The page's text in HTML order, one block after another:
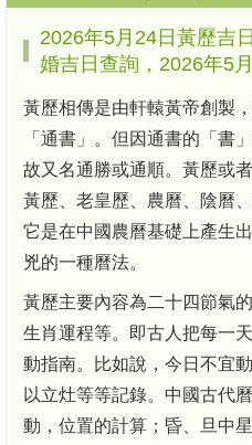
2026年5月24日黃歷吉
婚吉日查詢，2026年5
黃歷相傳是由軒轅黃帝創製
「通書」。但因通書的「書
故又名通勝或通順。黃歷或
黃歷、老皇歷、農曆、陰曆
它是在中國農曆基礎上產生
兇的一種曆法。
黃歷主要內容為二十四節氣
生肖運程等。即古人把每一
動指南。比如說，今日不宜
以立灶等等記錄。中國古代
動，位置的計算；昏、旦中